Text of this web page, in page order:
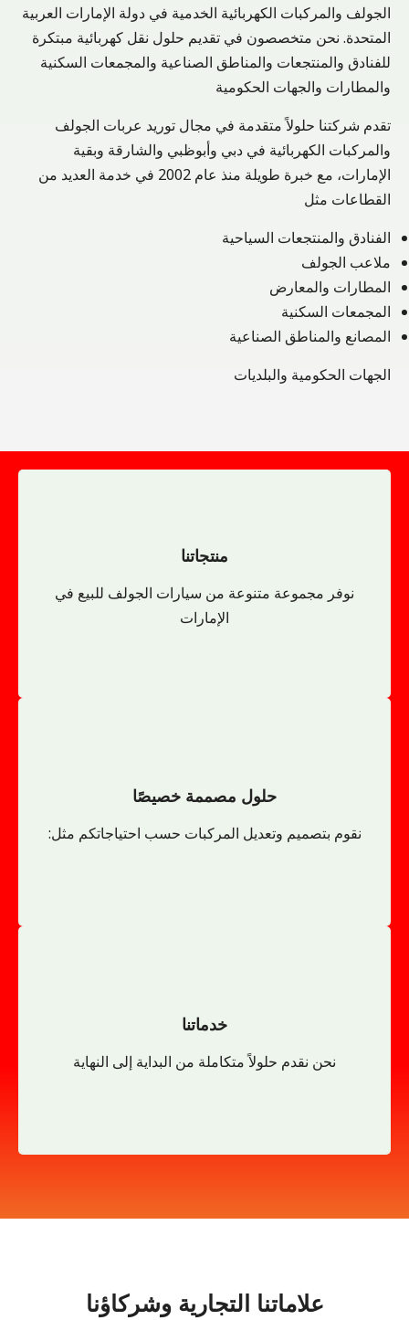
الجولف والمركبات الكهربائية الخدمية في دولة الإمارات العربية
المتحدة. نحن متخصصون في تقديم حلول نقل كهربائية مبتكرة
للفنادق والمنتجعات والمناطق الصناعية والمجمعات السكنية
والمطارات والجهات الحكومية
تقدم شركتنا حلولاً متقدمة في مجال توريد عربات الجولف
والمركبات الكهربائية في دبي وأبوظبي والشارقة وبقية
الإمارات، مع خبرة طويلة منذ عام 2002 في خدمة العديد من
القطاعات مثل
الفنادق والمنتجعات السياحية
ملاعب الجولف
المطارات والمعارض
المجمعات السكنية
المصانع والمناطق الصناعية
الجهات الحكومية والبلديات
منتجاتنا
نوفر مجموعة متنوعة من سيارات الجولف للبيع في
الإمارات
المنشآت الصناعية والتجارية
حلول مصممة خصيصًا
نقوم بتصميم وتعديل المركبات حسب احتياجاتكم مثل:
حلول مصممة خصيصًا
خدماتنا
نحن نقدم حلولاً متكاملة من البداية إلى النهاية
خدمات إيجار سيارات الجولف
علاماتنا التجارية وشركاؤنا